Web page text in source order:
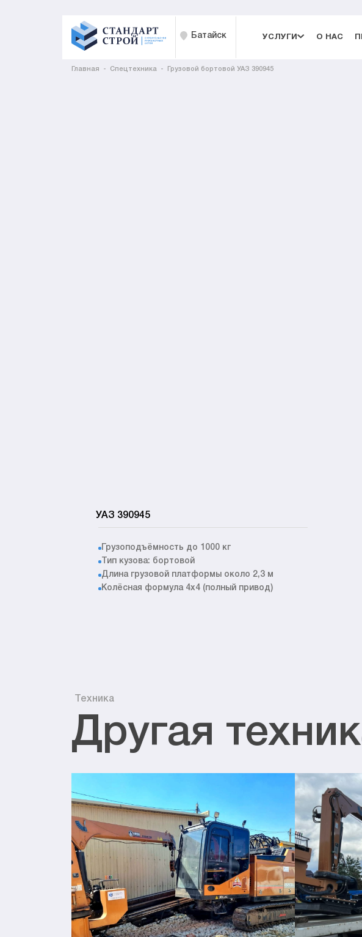
Батайск УСЛУГИ О НАС
Главная Спецтехника Грузовой бортовой УАЗ 390945
УАЗ 390945
Грузоподъёмность до 1000 кг
Тип кузова: бортовой
Длина грузовой платформы около 2,3 м
Колёсная формула 4x4 (полный привод)
Техника
Другая